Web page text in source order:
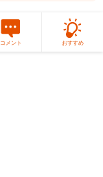
コメント おすすめ